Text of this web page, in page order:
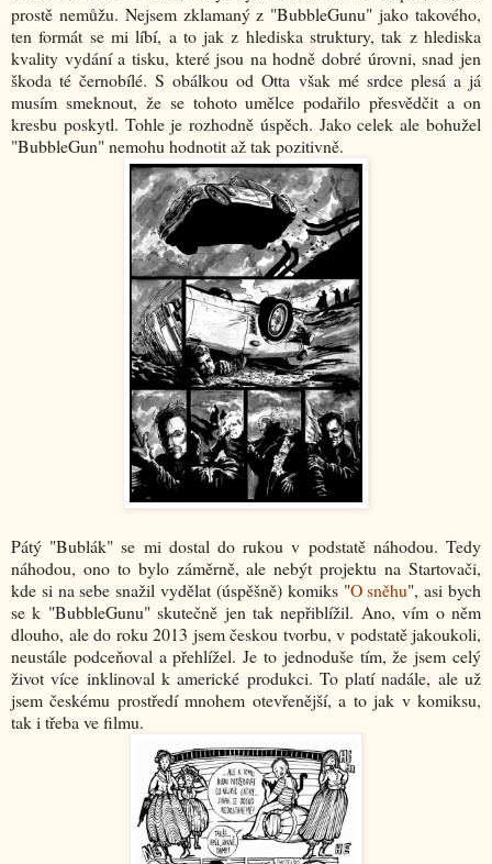
prostě nemůžu. Nejsem zklamaný z "BubbleGunu" jako takového,
ten formát se mi líbí, a to jak z hlediska struktury, tak z hlediska
kvality vydání a tisku, které jsou na hodně dobré úrovni, snad jen
škoda té černobílé. S obálkou od Otta však mé srdce plesá a já
musím smeknout, že se tohoto umělce podařilo přesvědčit a on
kresbu poskytl. Tohle je rozhodně úspěch. Jako celek ale bohužel
"BubbleGun" nemohu hodnotit až tak pozitivně.
Pátý "Bublák" se mi dostal do rukou v podstatě náhodou. Tedy
náhodou, ono to bylo záměrně, ale nebýt projektu na Startovači,
kde si na sebe snažil vydělat (úspěšně) komiks "O sněhu", asi bych
se k "BubbleGunu" skutečně jen tak nepřiblížil. Ano, vím o něm
dlouho, ale do roku 2013 jsem českou tvorbu, v podstatě jakoukoli,
neustále podceňoval a přehlížel. Je to jednoduše tím, že jsem celý
život více inklinoval k americké produkci. To platí nadále, ale už
jsem českému prostředí mnohem otevřenější, a to jak v komiksu,
tak i třeba ve filmu.